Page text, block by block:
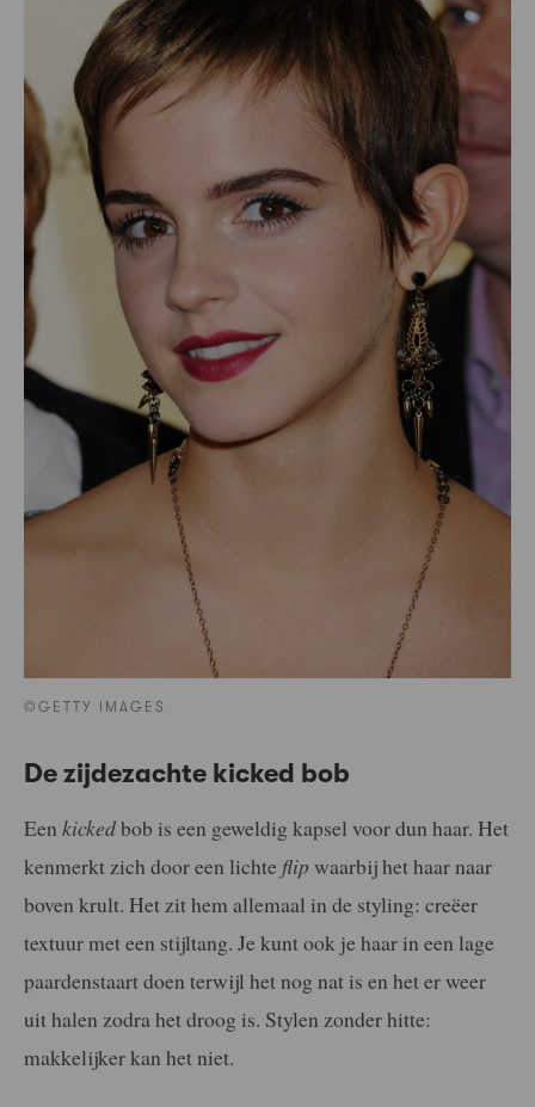
©GETTY IMAGES
De zijdezachte kicked bob
Een kickedbob is een geweldig kapsel voor dun haar. Het
kenmerkt zich door een lichte flip waarbij het haar naar
boven krult. Het zit hem allemaal in de styling: creëer
textuur met een stijltang. Je kunt ook je haar in een lage
paardenstaart doen terwijl het nog nat is en het er weer
uit halen zodra het droog is. Stylen zonder hitte:
makkelijker kan het niet.